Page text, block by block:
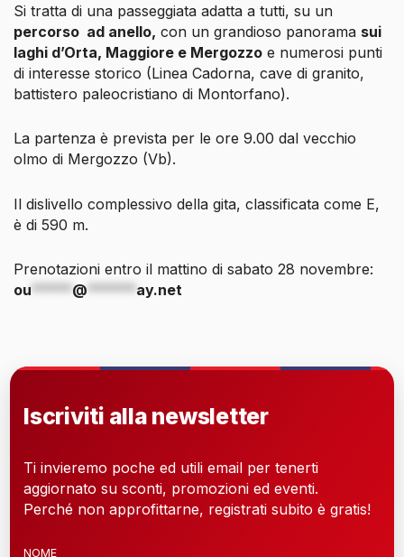
Si tratta di una passeggiata adatta a tutti, su un
percorso ad anello, con un grandioso panorama sui
laghi d’Orta, Maggiore e Mergozzo e numerosi punti
di interesse storico (Linea Cadorna, cave di granito,
battistero paleocristiano di Montorfano).
La partenza è prevista per le ore 9.00 dal vecchio
olmo di Mergozzo (Vb).
Il dislivello complessivo della gita, classificata come E,
è di 590 m.
Prenotazioni entro il mattino di sabato 28 novembre:
ou ***** @ ****** ay.net
Iscriviti alla newsletter
Ti invieremo poche ed utili email per tenerti
aggiornato su sconti, promozioni ed eventi.
Perché non approfittarne, registrati subito è gratis!
NOME